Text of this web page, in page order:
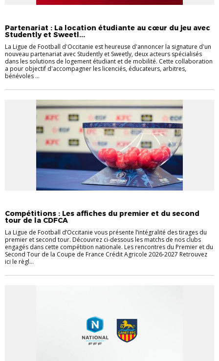
Partenariat : La location étudiante au cœur du jeu avec
Studently et Sweetl...
La Ligue de Football d'Occitanie est heureuse d'annoncer la signature d'un
nouveau partenariat avec Studently et Sweetly, deux acteurs spécialisés
dans les solutions de logement étudiant et de mobilité. Cette collaboration
a pour objectif d'accompagner les licenciés, éducateurs, arbitres,
bénévoles ...
Compétitions : Les affiches du premier et du second
tour de la CDFCA
La Ligue de Football d’Occitanie vous présente l’intégralité des tirages du
premier et second tour. Découvrez ci-dessous les matchs de nos clubs
engagés dans cette compétition nationale. Les rencontres du Premier et du
Second Tour de la Coupe de France Crédit Agricole 2026-2027 Retrouvez
ici le règl...